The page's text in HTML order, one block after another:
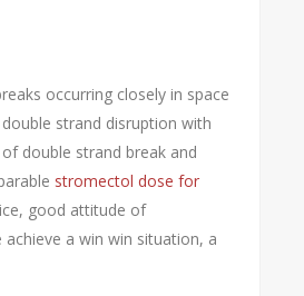
occurring closely in space
strand disruption with
double strand break and
stromectol dose for
good attitude of
a win win situation, a